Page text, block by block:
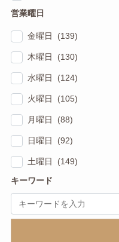
営業曜日
金曜日 (139)
木曜日 (130)
水曜日 (124)
火曜日 (105)
月曜日 (88)
日曜日 (92)
土曜日 (149)
キーワード